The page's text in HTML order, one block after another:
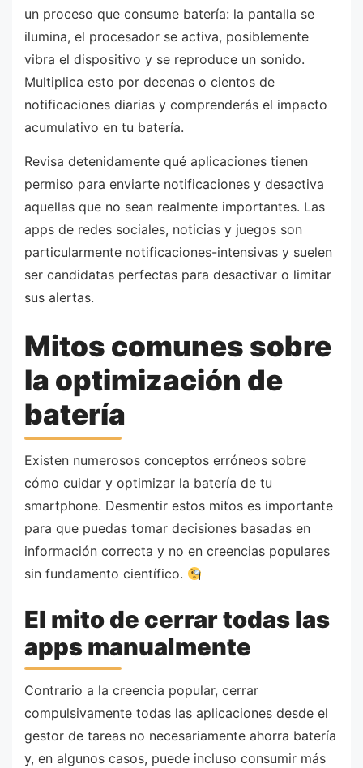
un proceso que consume batería: la pantalla se
ilumina, el procesador se activa, posiblemente
vibra el dispositivo y se reproduce un sonido.
Multiplica esto por decenas o cientos de
notificaciones diarias y comprenderás el impacto
acumulativo en tu batería.
Revisa detenidamente qué aplicaciones tienen
permiso para enviarte notificaciones y desactiva
aquellas que no sean realmente importantes. Las
apps de redes sociales, noticias y juegos son
particularmente notificaciones-intensivas y suelen
ser candidatas perfectas para desactivar o limitar
sus alertas.
Mitos comunes sobre
la optimización de
batería
Existen numerosos conceptos erróneos sobre
cómo cuidar y optimizar la batería de tu
smartphone. Desmentir estos mitos es importante
para que puedas tomar decisiones basadas en
información correcta y no en creencias populares
sin fundamento científico.
El mito de cerrar todas las
apps manualmente
Contrario a la creencia popular, cerrar
compulsivamente todas las aplicaciones desde el
gestor de tareas no necesariamente ahorra batería
y, en algunos casos, puede incluso consumir más